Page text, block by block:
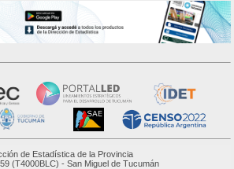
de Estadística de la Provincia
(T4000BLC) - San Miguel de Tucumán